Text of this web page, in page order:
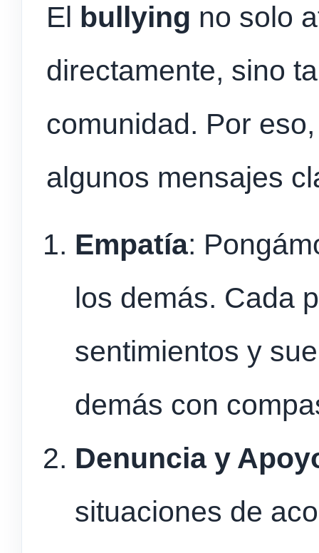
El bullying no solo
directamente, sino
comunidad. Por
algunos mensajes
Empatía:
los demás. Cada
sentimientos y
demás con
Denuncia y
situaciones de